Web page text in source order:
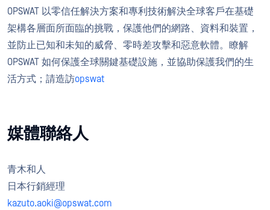
OPSWAT 以零信任解決方案和專利技術解決全球客戶在基礎
架構各層面所面臨的挑戰，保護他們的網路、資料和裝置，
並防止已知和未知的威脅、零時差攻擊和惡意軟體。瞭解
OPSWAT 如何保護全球關鍵基礎設施，並協助保護我們的生
活方式；請造訪opswat
媒體聯絡人
青木和人
日本行銷經理
kazuto.aoki@opswat.com